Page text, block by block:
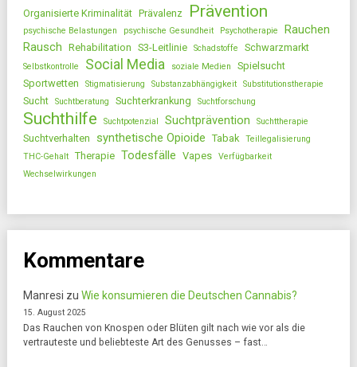
Organisierte Kriminalität Prävalenz Prävention
psychische Belastungen psychische Gesundheit Psychotherapie
Rauchen
Rausch Rehabilitation S3-Leitlinie Schadstoffe Schwarzmarkt
Selbstkontrolle Social Media soziale Medien
Spielsucht
Sportwetten
Stigmatisierung Substanzabhängigkeit Substitutionstherapie
Sucht Suchtberatung Suchterkrankung Suchtforschung
Suchthilfe Suchtpotenzial Suchtprävention Suchttherapie
Suchtverhalten synthetische Opioide Tabak
Teillegalisierung
THC-Gehalt
Therapie Todesfälle Vapes
Verfügbarkeit
Wechselwirkungen
Kommentare
Manresi zu Wie konsumieren die Deutschen Cannabis?
15. August 2025
Das Rauchen von Knospen oder Blüten gilt nach wie vor als die
vertrauteste und beliebteste Art des Genusses – fast…